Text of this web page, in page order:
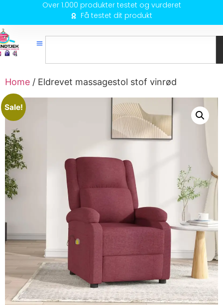
Over 1.000 produkter testet og vurderet
Få testet dit produkt
Home / Eldrevet massagestol stof vinrød
Sale!